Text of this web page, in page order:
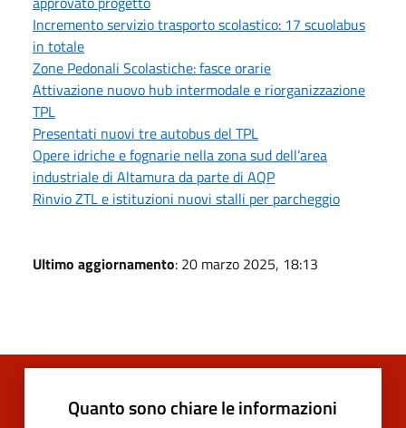
Incremento servizio trasporto scolastico: 17 scuolabus
in totale
Zone Pedonali Scolastiche: fasce orarie
Attivazione nuovo hub intermodale e riorganizzazione
TPL
Presentati nuovi tre autobus del TPL
Opere idriche e fognarie nella zona sud dell’area
industriale di Altamura da parte di AQP
Rinvio ZTL e istituzioni nuovi stalli per parcheggio
Ultimo aggiornamento: 20 marzo 2025, 18:13
Quanto sono chiare le informazioni